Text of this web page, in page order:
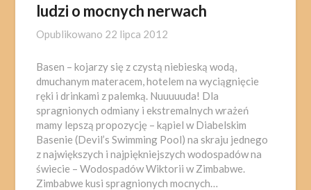
ludzi o mocnych nerwach
Opublikowano 22 lipca 2012
Basen – kojarzy się z czystą niebieską wodą,
dmuchanym materacem, hotelem na wyciągnięcie
ręki i drinkami z palemką. Nuuuuuda! Dla
spragnionych odmiany i ekstremalnych wrażeń
mamy lepszą propozycję – kąpiel w Diabelskim
Basenie (Devil’s Swimming Pool) na skraju jednego
z największych i najpiękniejszych wodospadów na
świecie – Wodospadów Wiktorii w Zimbabwe.
Zimbabwe kusi spragnionych mocnych…